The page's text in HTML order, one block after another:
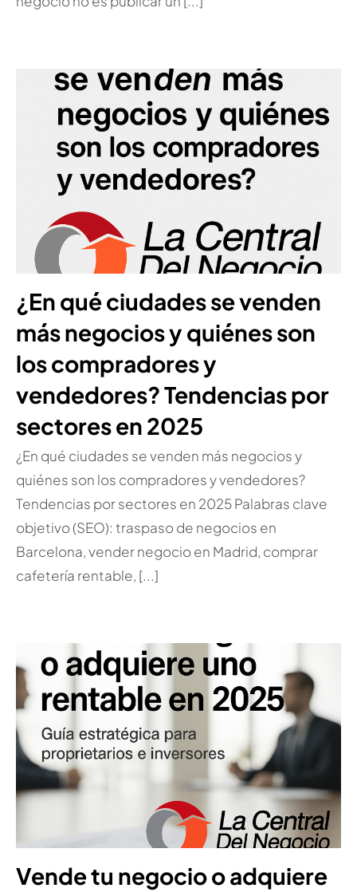
¿En qué ciudades se venden
más negocios y quiénes son
los compradores y
vendedores? Tendencias por
sectores en 2025
¿En qué ciudades se venden más negocios y
quiénes son los compradores y vendedores?
Tendencias por sectores en 2025 Palabras clave
objetivo (SEO): traspaso de negocios en
Barcelona, vender negocio en Madrid, comprar
cafetería rentable, [...]
Vende tu negocio o adquiere